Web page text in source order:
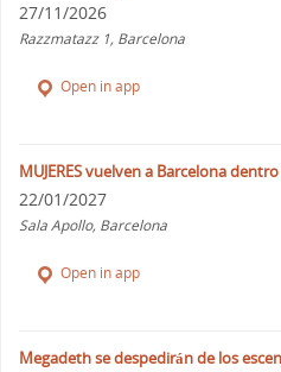
27/11/2026
Razzmatazz 1, Barcelona
Open in app
MUJERES vuelven a Barcelona
22/01/2027
Sala Apollo, Barcelona
Open in app
Megadeth se despedirán de los